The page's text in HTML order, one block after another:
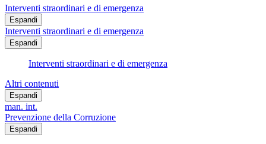
Interventi straordinari e di emergenza
Espandi
Interventi straordinari e di emergenza
Espandi
Interventi straordinari e di emergenza
Altri contenuti
Espandi
man. int.
Prevenzione della Corruzione
Espandi